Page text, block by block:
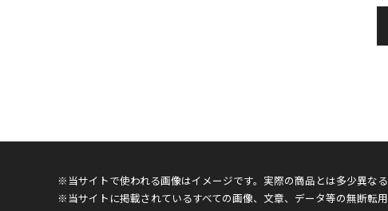
※当サイトで使われる画像はイメージです。実際の商品とは多少異な
※当サイトに掲載されているすべての画像、文章、データ等の無断転用